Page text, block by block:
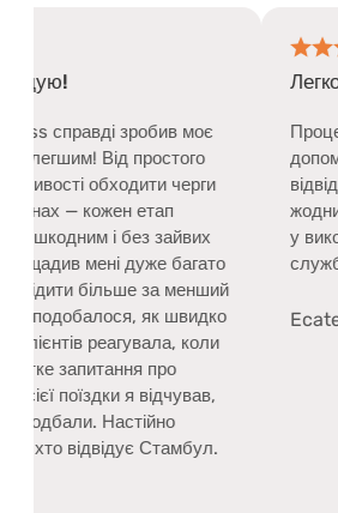
Настійно рекомендую!
Istanbul Explorer Pass справді
відвідування значно легшим! Від
бронювання до можливості
на головних атракціонах — кожен
процесу був безперешкодним і
турбот. Пропуск заощадив мені
часу, тож я зміг дослідити більше
час. Мені особливо сподобалося,
команда підтримки клієнтів
в мене виникло коротке запитання
пропуск. Протягом усієї поїздки я
що про мене добре подбали.
рекомендую це всім, хто відвідує